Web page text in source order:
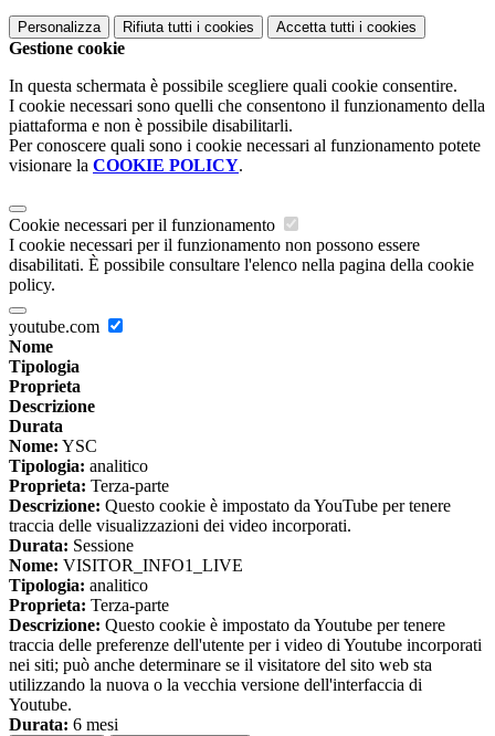
Personalizza Rifiuta tutti i cookies Accetta tutti i cookies
Gestione cookie
In questa schermata è possibile scegliere quali cookie consentire.
I cookie necessari sono quelli che consentono il funzionamento della
piattaforma e non è possibile disabilitarli.
Per conoscere quali sono i cookie necessari al funzionamento potete
visionare la COOKIE POLICY.
Cookie necessari per il funzionamento
I cookie necessari per il funzionamento non possono essere
disabilitati. È possibile consultare l'elenco nella pagina della cookie
policy.
youtube.com
Nome
Tipologia
Proprieta
Descrizione
Durata
Nome: YSC
Tipologia: analitico
Proprieta: Terza-parte
Descrizione: Questo cookie è impostato da YouTube per tenere
traccia delle visualizzazioni dei video incorporati.
Durata: Sessione
Nome: VISITOR_INFO1_LIVE
Tipologia: analitico
Proprieta: Terza-parte
Descrizione: Questo cookie è impostato da Youtube per tenere
traccia delle preferenze dell'utente per i video di Youtube incorporati
nei siti; può anche determinare se il visitatore del sito web sta
utilizzando la nuova o la vecchia versione dell'interfaccia di
Youtube.
Durata: 6 mesi